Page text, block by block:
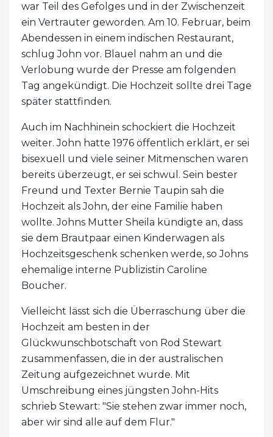
war Teil des Gefolges und in der Zwischenzeit
ein Vertrauter geworden. Am 10. Februar, beim
Abendessen in einem indischen Restaurant,
schlug John vor. Blauel nahm an und die
Verlobung wurde der Presse am folgenden
Tag angekündigt. Die Hochzeit sollte drei Tage
später stattfinden.
Auch im Nachhinein schockiert die Hochzeit
weiter. John hatte 1976 öffentlich erklärt, er sei
bisexuell und viele seiner Mitmenschen waren
bereits überzeugt, er sei schwul. Sein bester
Freund und Texter Bernie Taupin sah die
Hochzeit als John, der eine Familie haben
wollte. Johns Mutter Sheila kündigte an, dass
sie dem Brautpaar einen Kinderwagen als
Hochzeitsgeschenk schenken werde, so Johns
ehemalige interne Publizistin Caroline
Boucher.
Vielleicht lässt sich die Überraschung über die
Hochzeit am besten in der
Glückwunschbotschaft von Rod Stewart
zusammenfassen, die in der australischen
Zeitung aufgezeichnet wurde. Mit
Umschreibung eines jüngsten John-Hits
schrieb Stewart: "Sie stehen zwar immer noch,
aber wir sind alle auf dem Flur."